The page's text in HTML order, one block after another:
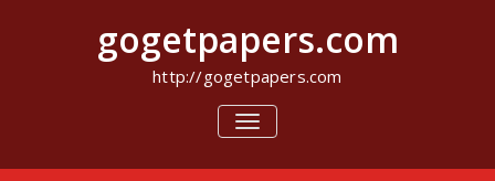
キ
gogetpapers.com
http://gogetpapers.com
ナ
ビ